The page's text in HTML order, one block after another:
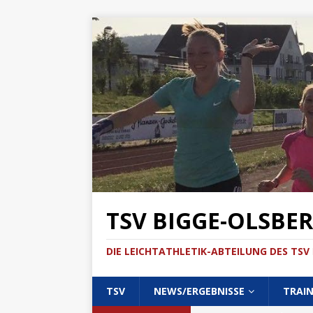
TSV BIGGE-
DIE LEICHTATHLETIK-ABTEILUNG DES TSV
TSV NEWS/ERGEBNISSE